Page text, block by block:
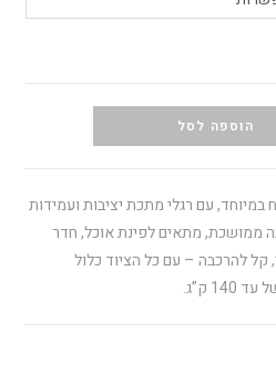
הוספה לסל
במיוחד, עם רגלי מתכת יציבות ועמידות
ממושכת, מתאים לפינת אוכל, חדר
קל להרכבה – עם כל הציוד כלול
ק”ג.